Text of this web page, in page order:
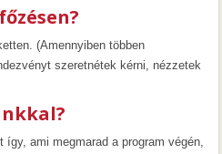
(Amennyiben többen
szeretnétek kérni, nézzetek
így, ami megmarad a program végén,